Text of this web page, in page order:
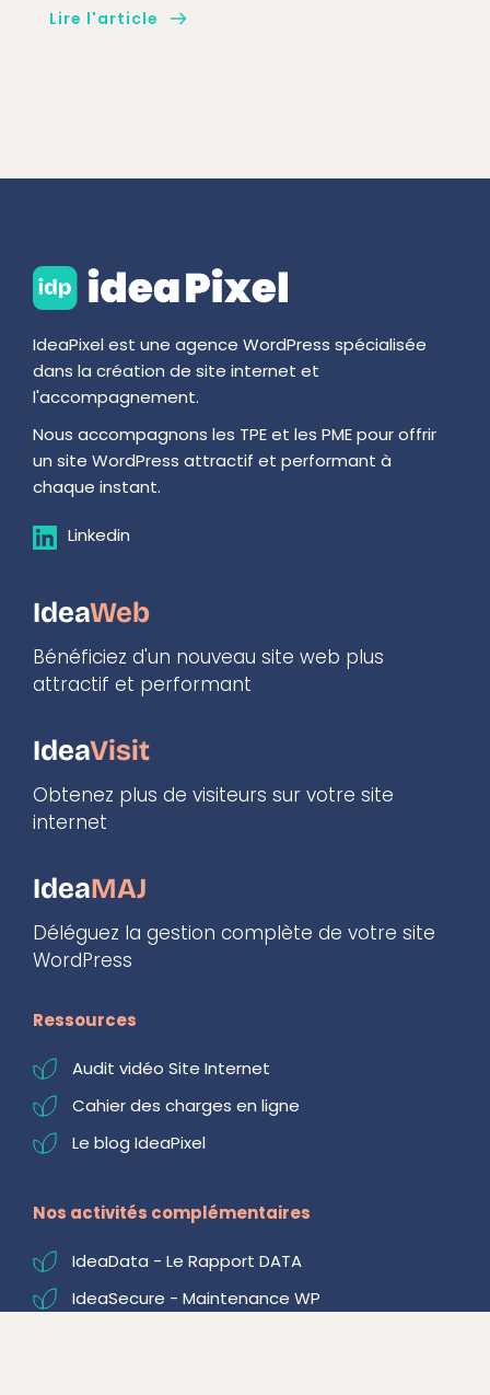
Lire l'article
IdeaPixel est une agence WordPress spécialisée
dans la création de site internet et
l'accompagnement.
Nous accompagnons les TPE et les PME pour offrir
un site WordPress attractif et performant à
chaque instant.
Linkedin
IdeaWeb
Bénéficiez d'un nouveau site web plus
attractif et performant
IdeaVisit
Obtenez plus de visiteurs sur votre site
internet
IdeaMAJ
Déléguez la gestion complète de votre site
WordPress
Ressources
Audit vidéo Site Internet
Cahier des charges en ligne
Le blog IdeaPixel
Nos activités complémentaires
IdeaData - Le Rapport DATA
IdeaSecure - Maintenance WP